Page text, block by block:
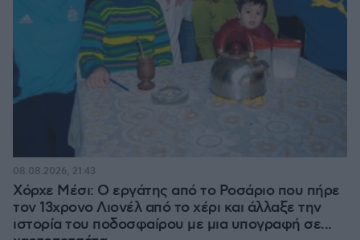
Χόρχε Μέσι: Ο εργάτης από το Ροσάριο που πήρε
τον 13χρονο Λιονέλ από το χέρι και άλλαξε την
ιστορία του ποδοσφαίρου με μια υπογραφή σε...
08.08.2026, 21:43